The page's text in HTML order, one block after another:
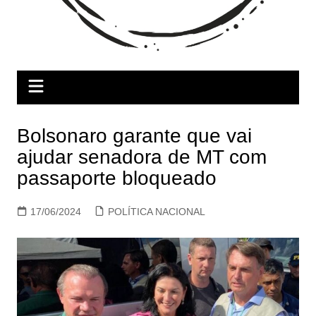
Bolsonaro garante que vai
ajudar senadora de MT com
passaporte bloqueado
17/06/2024 POLÍTICA NACIONAL